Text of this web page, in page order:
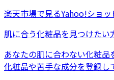
楽天市場で見るYahoo!ショッ
肌に合う化粧品を見つけたい
あなたの肌に合わない化粧
化粧品や苦手な成分を登録し